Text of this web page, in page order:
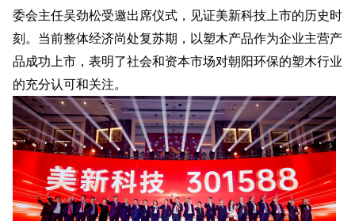
委会主任吴劲松受邀出席仪式，见证美新科技上市的历史时
刻。当前整体经济尚处复苏期，以塑木产品作为企业主营产
品成功上市，表明了社会和资本市场对朝阳环保的塑木行业
的充分认可和关注。